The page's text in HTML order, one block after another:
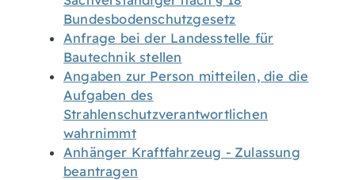
Bundesbodenschutzgesetz
Anfrage bei der Landesstelle für
Bautechnik stellen
Angaben zur Person mitteilen, die die
Aufgaben des
Strahlenschutzverantwortlichen
wahrnimmt
Anhänger Kraftfahrzeug - Zulassung
beantragen